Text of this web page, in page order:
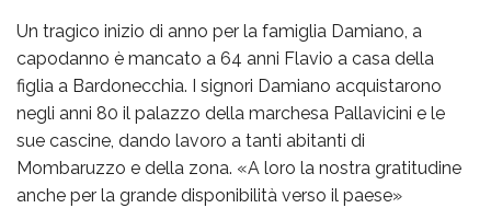
Un tragico inizio di anno per la famiglia Damiano, a
capodanno è mancato a 64 anni Flavio a casa della
figlia a Bardonecchia. I signori Damiano acquistarono
negli anni 80 il palazzo della marchesa Pallavicini e le
sue cascine, dando lavoro a tanti abitanti di
Mombaruzzo e della zona. «A loro la nostra gratitudine
anche per la grande disponibilità verso il paese»